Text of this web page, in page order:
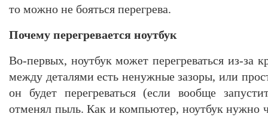
то можно не бояться перегрева.
Почему перегревается ноутбук
Во-первых, ноутбук может перегреваться из-за
между деталями есть ненужные зазоры, или
он будет перегреваться (если вообще
отменял пыль. Как и компьютер, ноутбук нужно